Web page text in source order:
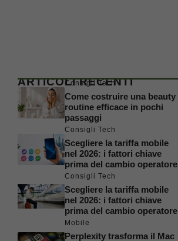
ARTICOLI RECENTI
Consigli Tech
Come costruire una beauty
routine efficace in pochi
passaggi
Consigli Tech
Scegliere la tariffa mobile
nel 2026: i fattori chiave
prima del cambio operatore
Consigli Tech
Scegliere la tariffa mobile
nel 2026: i fattori chiave
prima del cambio operatore
Mobile
Perplexity trasforma il Mac